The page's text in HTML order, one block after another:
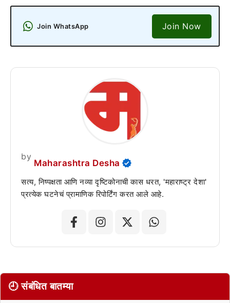
Join WhatsApp Join Now
by
Maharashtra Desha
सत्य, निष्पक्षता आणि नव्या दृष्टिकोनाची कास धरत, 'महाराष्ट्र देशा'
प्रत्येक घटनेचं प्रामाणिक रिपोर्टिंग करत आले आहे.
🕘 संबंधित बातम्या